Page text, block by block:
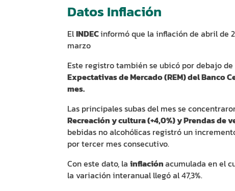
Datos Inflación
ElINDECinformó que la inflación de abril de
marzo
Este registro también se ubicó por debajo
Expectativas de Mercado (REM) del Banco
mes.
Las principales subas del mes se
Recreación y cultura (+4,0%) y Prendas de
bebidas no alcohólicas registró un
por tercer mes consecutivo.
Con este dato, la inflaciónacumulada en el
la variación interanual llegó al 47,3%.